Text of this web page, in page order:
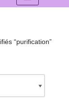
“purification”